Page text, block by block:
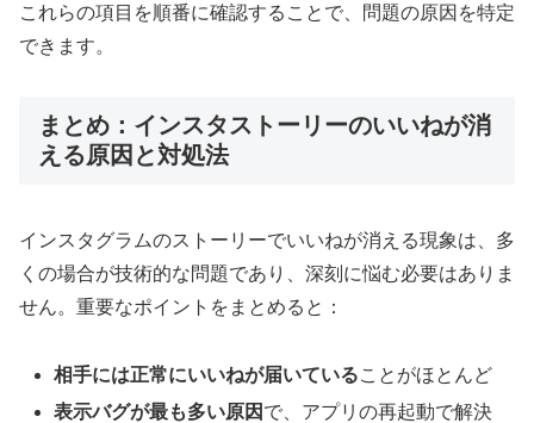
これらの項目を順番に確認することで、問題の原因を特定
できます。
まとめ：インスタストーリーのいいねが消
える原因と対処法
インスタグラムのストーリーでいいねが消える現象は、多
くの場合が技術的な問題であり、深刻に悩む必要はありま
せん。重要なポイントをまとめると：
相手には正常にいいねが届いていることがほとんど
表示バグが最も多い原因 で、アプリの再起動で解決